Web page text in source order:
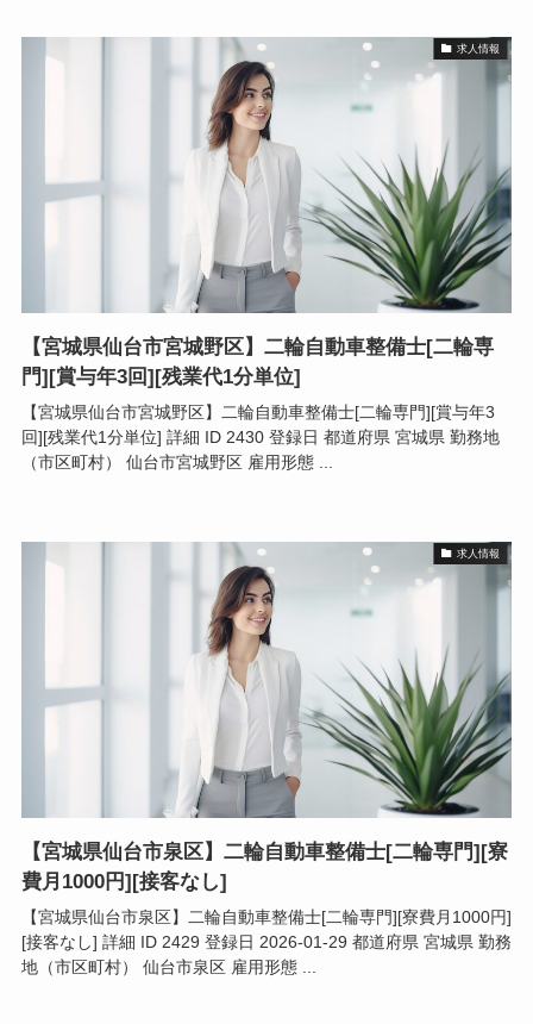
求人情報
【宮城県仙台市宮城野区】二輪自動車整備士[二輪専
門][賞与年3回][残業代1分単位]
【宮城県仙台市宮城野区】二輪自動車整備士[二輪専門][賞与年3
回][残業代1分単位] 詳細 ID 2430 登録日 都道府県 宮城県 勤務地
（市区町村） 仙台市宮城野区 雇用形態 ...
求人情報
【宮城県仙台市泉区】二輪自動車整備士[二輪専門][寮
費月1000円][接客なし]
【宮城県仙台市泉区】二輪自動車整備士[二輪専門][寮費月1000円]
[接客なし] 詳細 ID 2429 登録日 2026-01-29 都道府県 宮城県 勤務
地（市区町村） 仙台市泉区 雇用形態 ...